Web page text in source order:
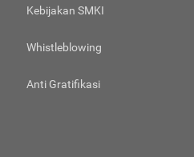
Kebijakan SMKI
Whistleblowing
Anti Gratifikasi